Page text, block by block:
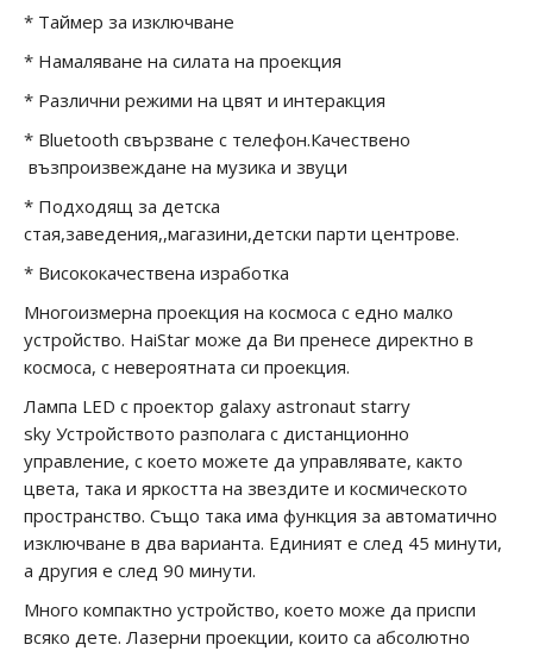
* Таймер за изключване
* Намаляване на силата на проекция
* Различни режими на цвят и интеракция
* Bluetooth свързване с телефон.Качествено
възпроизвеждане на музика и звуци
* Подходящ за детска
стая,заведения,,магазини,детски парти центрове.
* Висококачествена изработка
Многоизмерна проекция на космоса с едно малко
устройство. HaiStar може да Ви пренесе директно в
космоса, с невероятната си проекция.
Лампа LED с проектор galaxy astronaut starry
sky Устройството разполага с дистанционно
управление, с което можете да управлявате, както
цвета, така и яркостта на звездите и космическото
пространство. Също така има функция за автоматично
изключване в два варианта. Единият е след 45 минути,
а другия е след 90 минути.
Много компактно устройство, което може да приспи
всяко дете. Лазерни проекции, които са абсолютно